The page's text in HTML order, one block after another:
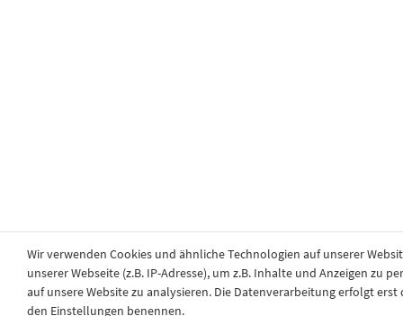
Wir verwenden Cookies und ähnliche Technologien auf unserer
unserer Webseite (z.B. IP-Adresse), um z.B. Inhalte und Anzeigen
auf unsere Website zu analysieren. Die Datenverarbeitung erfolgt
den Einstellungen benennen.